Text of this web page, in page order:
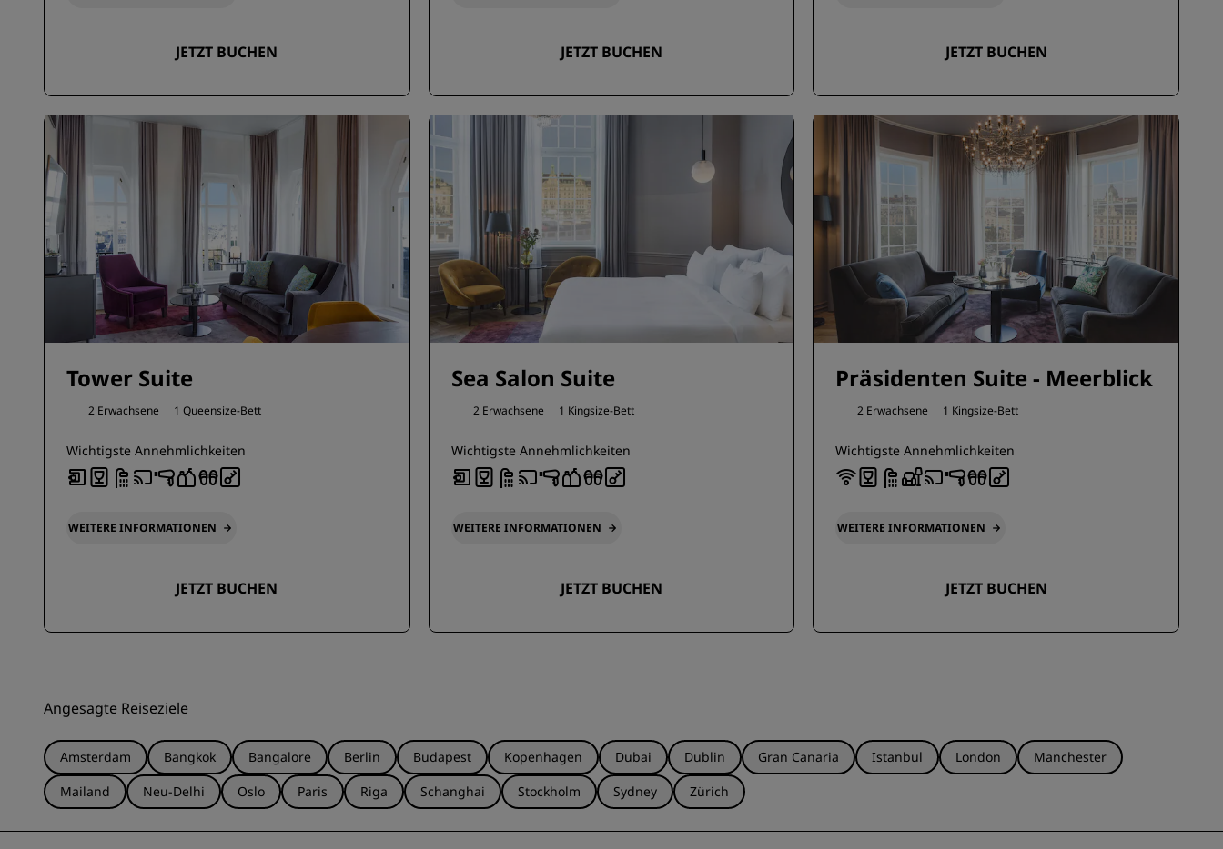
JETZT BUCHEN JETZT BUCHEN JETZT BUCHEN
Tower Suite
2 Erwachsene 1 Queensize-Bett
Wichtigste Annehmlichkeiten
WEITERE INFORMATIONEN
JETZT BUCHEN
Sea Salon Suite
2 Erwachsene 1 Kingsize-Bett
Wichtigste Annehmlichkeiten
WEITERE INFORMATIONEN
JETZT BUCHEN
Präsidenten Suite - Meerblick
2 Erwachsene 1 Kingsize-Bett
Wichtigste Annehmlichkeiten
WEITERE INFORMATIONEN
JETZT BUCHEN
Angesagte Reiseziele
Amsterdam Bangkok Bangalore Berlin Budapest Kopenhagen Dubai Dublin Gran Canaria Istanbul London
Manchester
Mailand
Neu-Delhi Oslo Paris Riga Schanghai Stockholm Sydney Zürich